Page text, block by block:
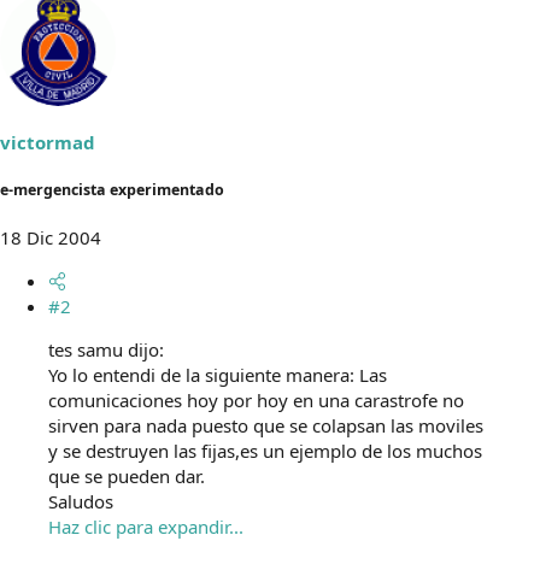
victormad
e-mergencista experimentado
18 Dic 2004
#2
tes samu dijo:
Yo lo entendi de la siguiente manera: Las
comunicaciones hoy por hoy en una carastrofe no
sirven para nada puesto que se colapsan las moviles
y se destruyen las fijas,es un ejemplo de los muchos
que se pueden dar.
Saludos
Haz clic para expandir...